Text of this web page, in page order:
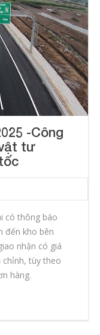
-Công
tư
có thông báo
đến kho bên
nhận có giá
tùy theo
hàng.